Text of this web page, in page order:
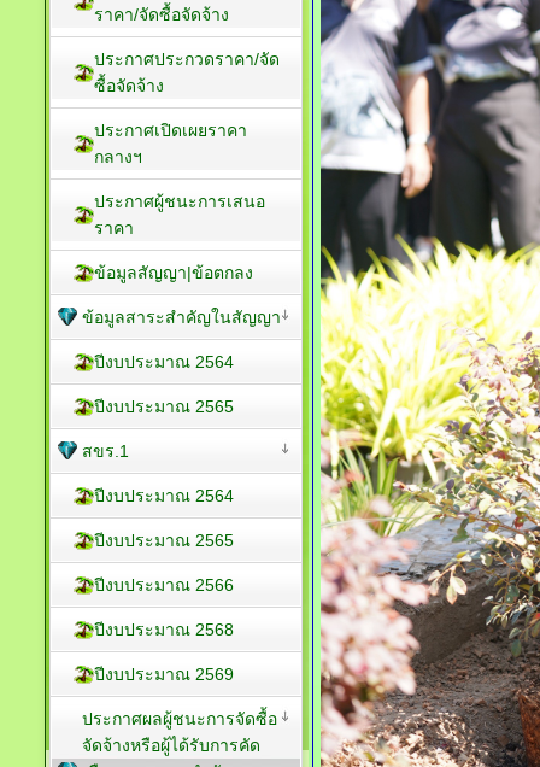
ราคา/จัดซื้อจัดจ้าง
ประกาศประกวดราคา/จัด
ซื้อจัดจ้าง
ประกาศเปิดเผยราคา
กลางฯ
ประกาศผู้ชนะการเสนอ
ราคา
ข้อมูลสัญญา|ข้อตกลง
ข้อมูลสาระสำคัญในสัญญา
ปีงบประมาณ 2564
ปีงบประมาณ 2565
สขร.1
ปีงบประมาณ 2564
ปีงบประมาณ 2565
ปีงบประมาณ 2566
ปีงบประมาณ 2568
ปีงบประมาณ 2569
ประกาศผลผู้ชนะการจัดซื้อ
จัดจ้างหรือผู้ได้รับการคัด